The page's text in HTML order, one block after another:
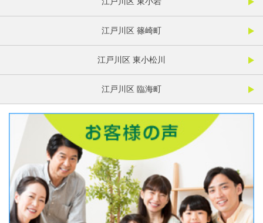
江戸川区 篠崎町
江戸川区 東小松川
江戸川区 臨海町